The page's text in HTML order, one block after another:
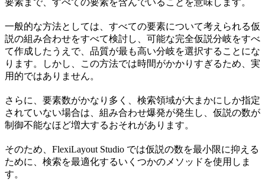
要素まで、すべての要素を含んでいることを意味します。
一般的な方法としては、すべての要素について考えられる仮
説の組み合わせをすべて検討し、可能な完全仮説分岐をすべ
て作成したうえで、品質が最も高い分岐を選択することにな
ります。しかし、この方法では時間がかかりすぎるため、実
用的ではありません。
さらに、要素数がかなり多く、検索領域が大まかにしか指定
されていない場合は、組み合わせ爆発が発生し、仮説の数が
制御不能なほど増大するおそれがあります。
そのため、FlexiLayout Studio では仮説の数を最小限に抑える
ために、検索を最適化するいくつかのメソッドを使用しま
す。